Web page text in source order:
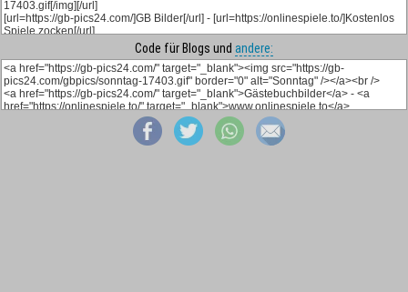
Code für Blogs und andere: